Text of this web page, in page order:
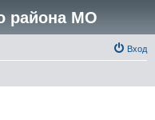
района МО
Вход